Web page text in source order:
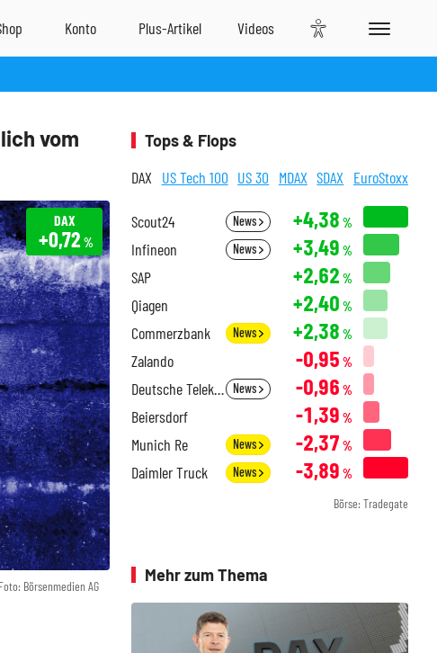
vom
Foto: Börsenmedien AG
DAX
+0,72%
Tops & Flops
DAX US Tech 100 US 30 MDAX SDAX EuroStoxx
Scout24 News +4,38 %
Infineon News +3,49 %
SAP +2,62 %
Qiagen +2,40 %
Commerzbank News +2,38 %
Zalando -0,95 %
Deutsche Telekom News -0,96 %
Beiersdorf -1,39 %
Munich Re News -2,37 %
Daimler Truck News -3,89 %
Börse: Tradegate
Mehr zum Thema